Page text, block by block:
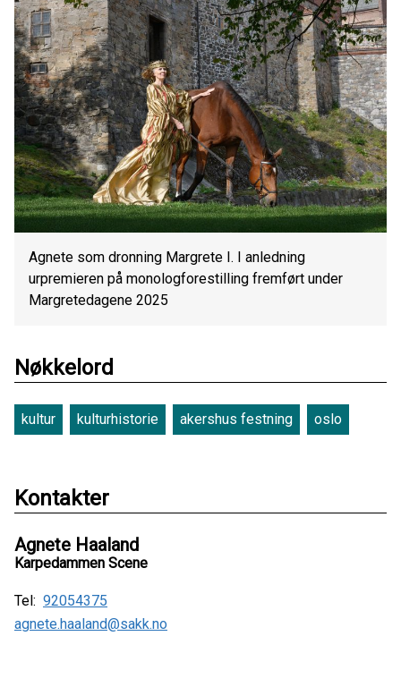
Agnete som dronning Margrete I. I anledning
urpremieren på monologforestilling fremført under
Margretedagene 2025
Nøkkelord
kultur kulturhistorie akershus festning oslo
Kontakter
Agnete Haaland
Karpedammen Scene
Tel: 92054375
agnete.haaland@sakk.no